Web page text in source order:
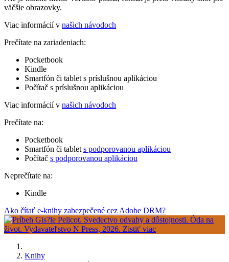
väčšie obrazovky.
Viac informácií v našich návodoch
Prečítate na zariadeniach:
Pocketbook
Kindle
Smartfón či tablet s príslušnou aplikáciou
Počítač s príslušnou aplikáciou
Viac informácií v našich návodoch
Prečítate na:
Pocketbook
Smartfón či tablet s podporovanou aplikáciou
Počítač s podporovanou aplikáciou
Neprečítate na:
Kindle
Ako čítať e-knihy zabezpečené cez Adobe DRM?
Knihy